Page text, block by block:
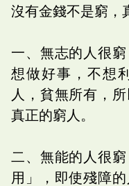
沒有金錢不是窮，
一、無志的人很
想做好事，不想
人，貧無所有，
真正的窮人。
二、無能的人很
用」，即使殘障